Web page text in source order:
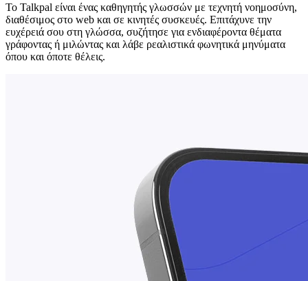
Το Talkpal είναι ένας καθηγητής γλωσσών με τεχνητή νοημοσύνη,
διαθέσιμος στο web και σε κινητές συσκευές. Επιτάχυνε την
ευχέρειά σου στη γλώσσα, συζήτησε για ενδιαφέροντα θέματα
γράφοντας ή μιλώντας και λάβε ρεαλιστικά φωνητικά μηνύματα
όπου και όποτε θέλεις.